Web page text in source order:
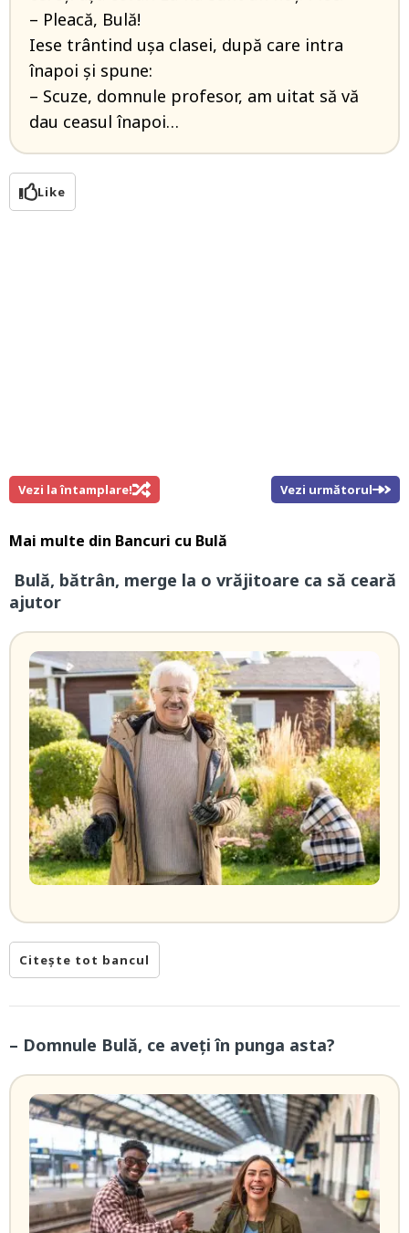
– Pleacă, Bulă!
Iese trântind ușa clasei, după care intra
înapoi și spune:
– Scuze, domnule profesor, am uitat să vă
dau ceasul înapoi…
Like
Vezi la întamplare! Vezi următorul
Mai multe din Bancuri cu Bulă
Bulă, bătrân, merge la o vrăjitoare ca să ceară
ajutor
Citește tot bancul
– Domnule Bulă, ce aveți în punga asta?